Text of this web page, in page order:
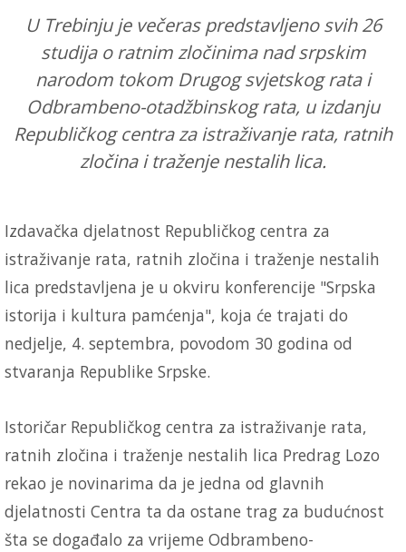
U Trebinju je večeras predstavljeno svih 26
studija o ratnim zločinima nad srpskim
narodom tokom Drugog svjetskog rata i
Odbrambeno-otadžbinskog rata, u izdanju
Republičkog centra za istraživanje rata, ratnih
zločina i traženje nestalih lica.
Izdavačka djelatnost Republičkog centra za
istraživanje rata, ratnih zločina i traženje nestalih
lica predstavljena je u okviru konferencije "Srpska
istorija i kultura pamćenja", koja će trajati do
nedjelje, 4. septembra, povodom 30 godina od
stvaranja Republike Srpske.
Istoričar Republičkog centra za istraživanje rata,
ratnih zločina i traženje nestalih lica Predrag Lozo
rekao je novinarima da je jedna od glavnih
djelatnosti Centra ta da ostane trag za budućnost
šta se događalo za vrijeme Odbrambeno-